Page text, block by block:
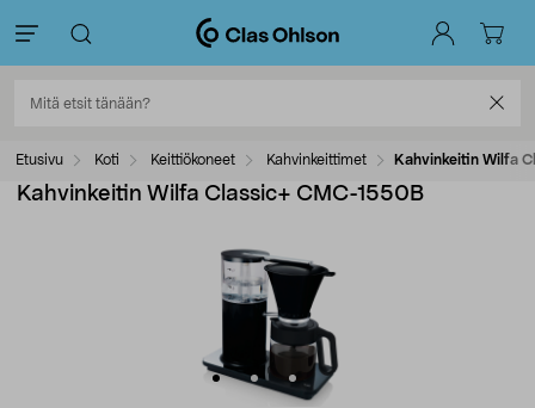
Etusivu Koti Keittiökoneet Kahvinkeittimet Kahvinkeitin Wilfa
Kahvinkeitin Wilfa Classic+ CMC-1550B